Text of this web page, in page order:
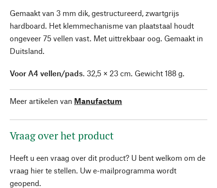
Gemaakt van 3 mm dik, gestructureerd, zwartgrijs
hardboard. Het klemmechanisme van plaatstaal houdt
ongeveer 75 vellen vast. Met uittrekbaar oog. Gemaakt in
Duitsland.
Voor A4 vellen/pads. 32,5 × 23 cm. Gewicht 188 g.
Meer artikelen van Manufactum
Vraag over het product
Heeft u een vraag over dit product? U bent welkom om de
vraag hier te stellen. Uw e-mailprogramma wordt
geopend.